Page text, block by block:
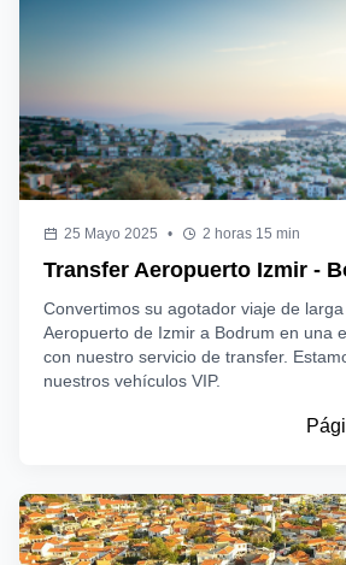
25 Mayo 2025 • 2 horas 15 min
Transfer Aeropuerto Izmir -
Convertimos su agotador viaje de
Aeropuerto de Izmir a Bodrum en una
con nuestro servicio de transfer.
nuestros vehículos VIP.